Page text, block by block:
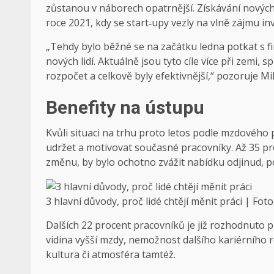
zůstanou v náborech opatrnější. Získávání
roce 2021, kdy se start‑upy vezly na vlně zájmu
„Tehdy bylo běžné se na začátku ledna potkat
nových lidí. Aktuálně jsou tyto cíle více při zemi,
rozpočet a celkově byly efektivnější,“ pozoruje
Benefity na ústupu
Kvůli situaci na trhu proto letos podle
udržet a motivovat současné pracovníky. Až 35
změnu, by bylo ochotno zvážit nabídku odjinud,
3 hlavní důvody, proč lidé chtějí měnit práci |
Dalších 22 procent pracovníků je již rozhodnuto
vidina vyšší mzdy, nemožnost dalšího
kultura či atmosféra tamtéž.